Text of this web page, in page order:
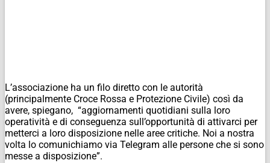
L’associazione ha un filo diretto con le autorità
(principalmente Croce Rossa e Protezione Civile) così da
avere, spiegano, “aggiornamenti quotidiani sulla loro
operatività e di conseguenza sull’opportunità di attivarci per
metterci a loro disposizione nelle aree critiche. Noi a nostra
volta lo comunichiamo via Telegram alle persone che si sono
messe a disposizione”.